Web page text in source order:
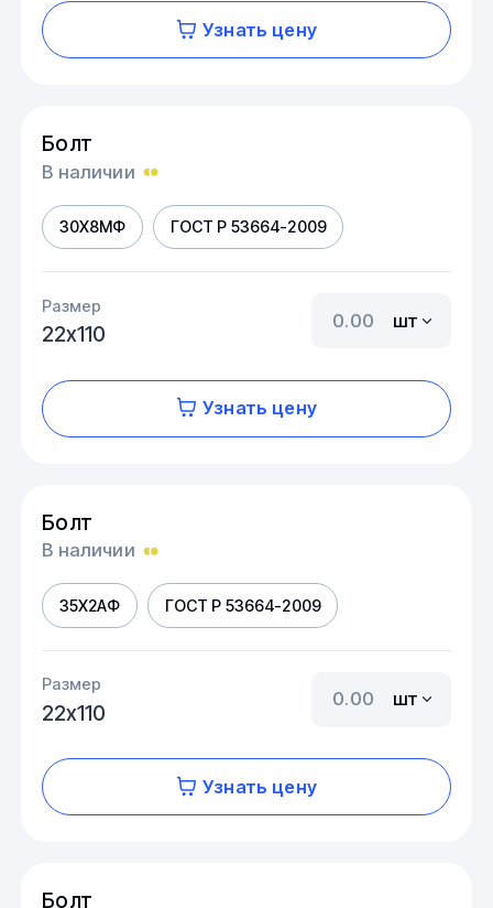
Узнать цену
Болт
В наличии
30Х8МФ ГОСТ Р 53664-2009
Размер
22х110
шт
Узнать цену
Болт
В наличии
35Х2АФ ГОСТ Р 53664-2009
Размер
22х110
шт
Узнать цену
Болт